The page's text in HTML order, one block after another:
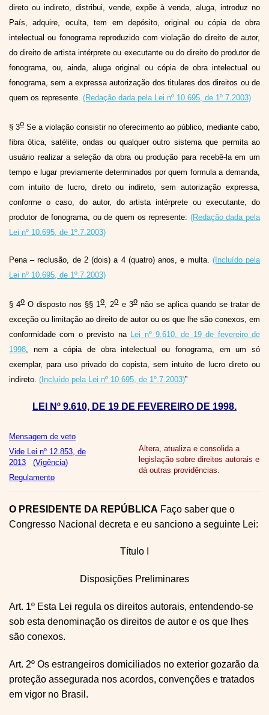
direto ou indireto, distribui, vende, expõe à venda, aluga, introduz no
País, adquire, oculta, tem em depósito, original ou cópia de obra
intelectual ou fonograma reproduzido com violação do direito de autor,
do direito de artista intérprete ou executante ou do direito do produtor de
fonograma, ou, ainda, aluga original ou cópia de obra intelectual ou
fonograma, sem a expressa autorização dos titulares dos direitos ou de
quem os represente. (Redação dada pela Lei nº 10.695, de 1º.7.2003)
§ 3o Se a violação consistir no oferecimento ao público, mediante cabo,
fibra ótica, satélite, ondas ou qualquer outro sistema que permita ao
usuário realizar a seleção da obra ou produção para recebê-la em um
tempo e lugar previamente determinados por quem formula a demanda,
com intuito de lucro, direto ou indireto, sem autorização expressa,
conforme o caso, do autor, do artista intérprete ou executante, do
produtor de fonograma, ou de quem os represente: (Redação dada pela
Lei nº 10.695, de 1º.7.2003)
Pena – reclusão, de 2 (dois) a 4 (quatro) anos, e multa. (Incluído pela
Lei nº 10.695, de 1º.7.2003)
§ 4o O disposto nos §§ 1o, 2oe 3onão se aplica quando se tratar de
exceção ou limitação ao direito de autor ou os que lhe são conexos, em
conformidade com o previsto na
Lei nº 9.610, de 19 de fevereiro de
1998 , nem a cópia de obra intelectual ou fonograma, em um só
exemplar, para uso privado do copista, sem intuito de lucro direto ou
indireto. (Incluído pela Lei nº 10.695, de 1º.7.2003)”
LEI Nº 9.610, DE 19 DE FEVEREIRO DE 1998.
Mensagem de veto
Vide Lei nº 12.853, de
2013
(Vigência)
Regulamento
Altera, atualiza e consolida a
legislação sobre direitos autorais e
dá outras providências.
O PRESIDENTE DA REPÚBLICA Faço saber que o
Congresso Nacional decreta e eu sanciono a seguinte Lei:
Título I
Disposições Preliminares
Art. 1º Esta Lei regula os direitos autorais, entendendo-se
sob esta denominação os direitos de autor e os que lhes
são conexos.
Art. 2º Os estrangeiros domiciliados no exterior gozarão da
proteção assegurada nos acordos, convenções e tratados
em vigor no Brasil.